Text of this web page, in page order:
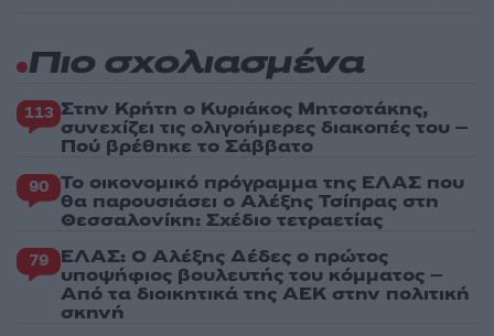
Πιο σχολιασμένα
113 Στην Κρήτη ο Κυριάκος Μητσοτάκης,
συνεχίζει τις ολιγοήμερες διακοπές του –
Πού βρέθηκε το Σάββατο
90 Το οικονομικό πρόγραμμα της ΕΛΑΣ που
θα παρουσιάσει ο Αλέξης Τσίπρας στη
Θεσσαλονίκη: Σχέδιο τετραετίας
79 ΕΛΑΣ: Ο Αλέξης Δέδες ο πρώτος
υποψήφιος βουλευτής του κόμματος –
Από τα διοικητικά της ΑΕΚ στην πολιτική
σκηνή